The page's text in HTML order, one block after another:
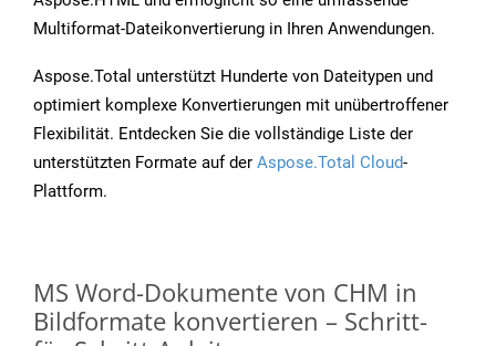
Multiformat-Dateikonvertierung in Ihren Anwendungen.
Aspose.Total unterstützt Hunderte von Dateitypen und
optimiert komplexe Konvertierungen mit unübertroffener
Flexibilität. Entdecken Sie die vollständige Liste der
unterstützten Formate auf der Aspose.Total Cloud-
Plattform.
MS Word-Dokumente von CHM in
Bildformate konvertieren – Schritt-